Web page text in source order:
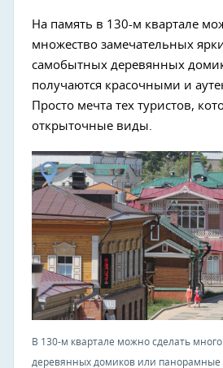
На память в 130-м квартале
множество замечательных
самобытных деревянных
получаются красочными и
Просто мечта тех туристов,
открыточные виды.
В 130-м квартале можно сделать
деревянных домиков или панорамные